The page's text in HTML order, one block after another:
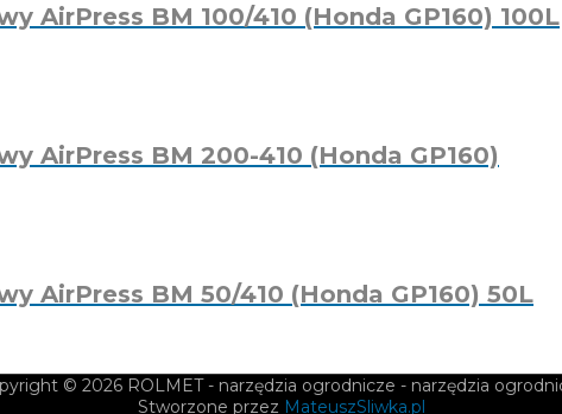
AirPress BM 100/410 (Honda GP160) 100L
AirPress BM 200-410 (Honda GP160)
AirPress BM 50/410 (Honda GP160) 50L
© 2026 ROLMET - narzędzia ogrodnicze - narzędzia
Stworzone przez MateuszSliwka.pl